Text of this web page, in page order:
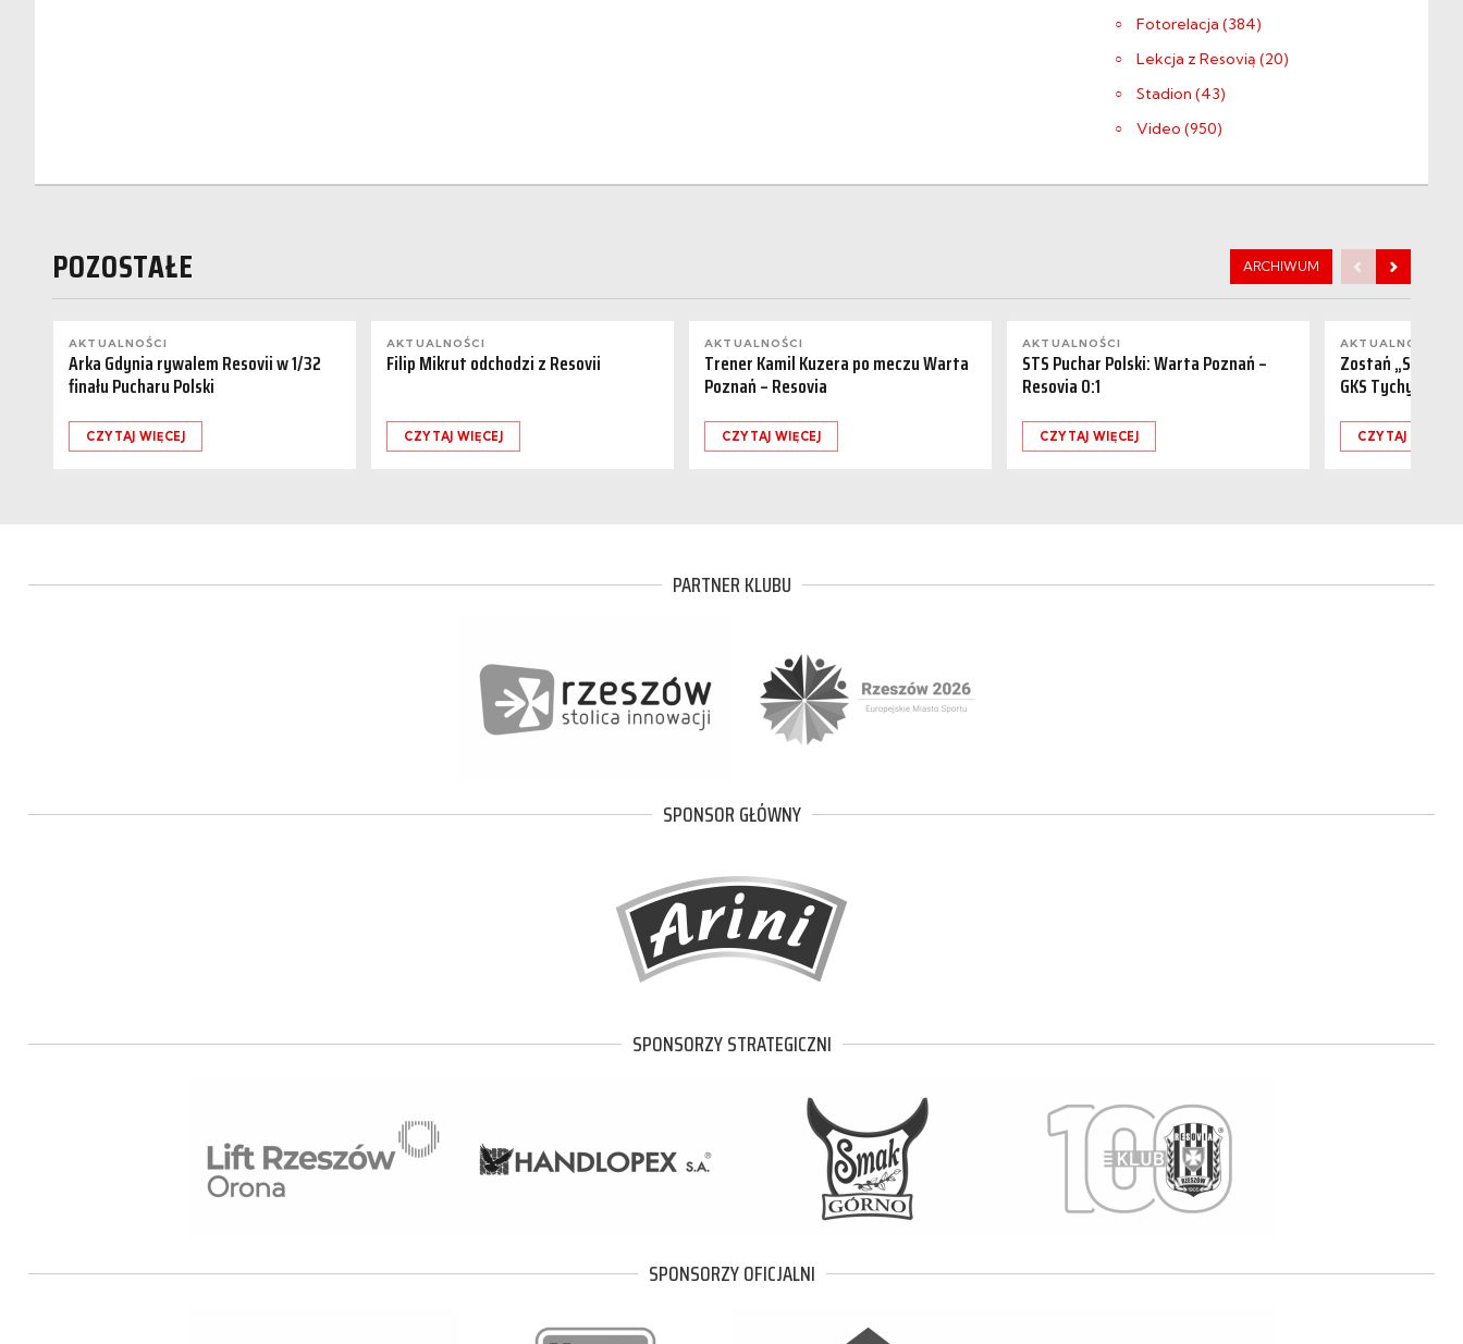
Fotorelacja (384)
Lekcja z Resovią (20)
Stadion (43)
Video (950)
POZOSTAŁE ARCHIWUM
AKTUALNOŚCI
Arka Gdynia rywalem Resovii w 1/32
finału Pucharu Polski
CZYTAJ WIĘCEJ
AKTUALNOŚCI
Filip Mikrut odchodzi z Resovii
CZYTAJ WIĘCEJ
AKTUALNOŚCI
Trener Kamil Kuzera po meczu Warta
Poznań – Resovia
CZYTAJ WIĘCEJ
AKTUALNOŚCI
STS Puchar Polski: Warta Poznań –
Resovia 0:1
CZYTAJ WIĘCEJ
AKTUALNOŚCI
Zostań
GKS Tychy
CZYTAJ WIĘCEJ
PARTNER KLUBU
SPONSOR GŁÓWNY
SPONSORZY STRATEGICZNI
SPONSORZY OFICJALNI